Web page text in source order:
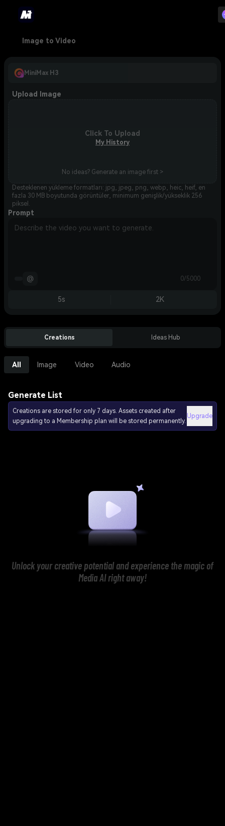
Image to Video
MiniMax H3
Upload Image
Click To Upload
My History
No ideas? Generate an image first >
Desteklenen yükleme formatları: jpg, jpeg, png, webp, heic, heif, en
fazla 30 MB boyutunda görüntüler, minimum genişlik/yükseklik 256
piksel.
Prompt
@ 0/5000
5s 2K
Creations Ideas Hub
All Image Video Audio
Generate List
Creations are stored for only 7 days. Assets created after
upgrading to a Membership plan will be stored permanently.
Upgrade
Unlock your creative potential and experience the magic of
Media AI right away!